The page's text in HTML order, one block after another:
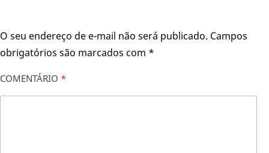
O seu endereço de e-mail não será publicado. Campos
obrigatórios são marcados com *
COMENTÁRIO *